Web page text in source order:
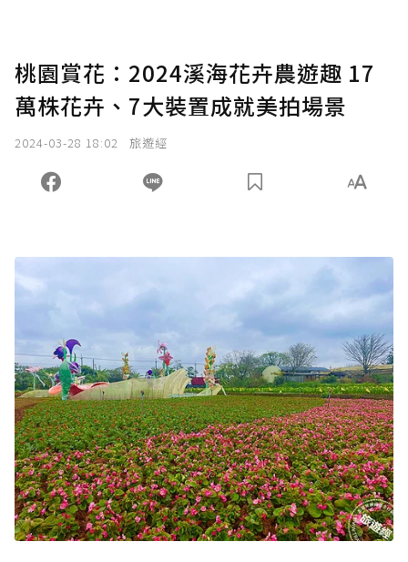
桃園賞花：2024溪海花卉農遊趣 17
萬株花卉、7大裝置成就美拍場景
2024-03-28 18:02 旅遊經